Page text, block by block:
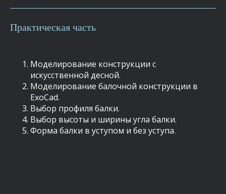
Практическая часть
Моделирование конструкции с
искусственной десной.
Моделирование балочной конструкции в
ExoCad.
Выбор профиля балки.
Выбор высоты и ширины угла балки.
Форма балки в уступом и без уступа.